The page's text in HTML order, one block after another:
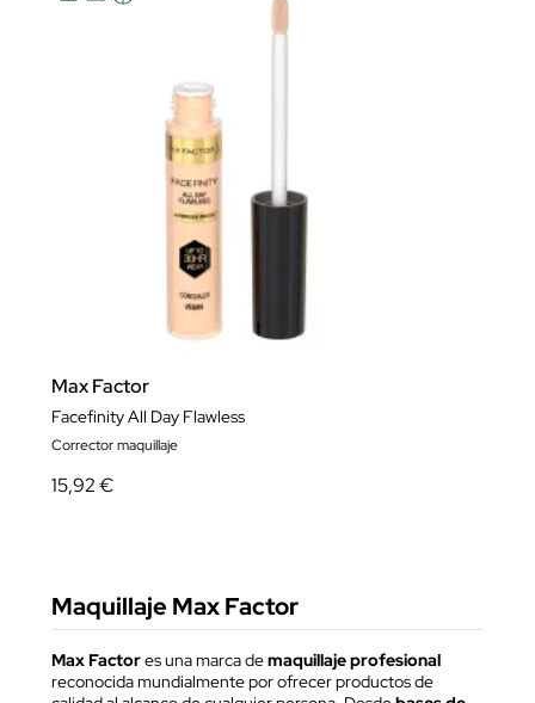
Max Factor
Facefinity All Day Flawless
Corrector maquillaje
15,92 €
Maquillaje Max Factor
Max Factores una marca demaquillaje profesional
reconocida mundialmente por ofrecer productos de